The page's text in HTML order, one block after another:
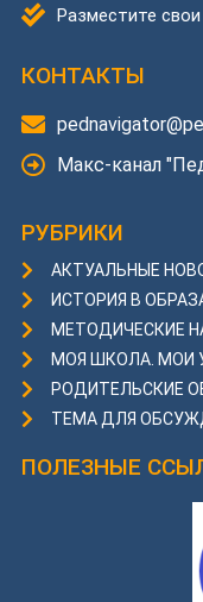
Разместите
КОНТАКТЫ
Макс-канал
РУБРИКИ
АКТУАЛЬНЫЕ
ИСТОРИЯ В
МЕТОДИЧЕСКИЕ
МОЯ ШКОЛА. МОИ
РОДИТЕЛЬСКИЕ
ТЕМА ДЛЯ
ПОЛЕЗНЫЕ